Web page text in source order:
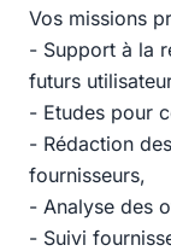
Vos missions
- Support à la
futurs
- Etudes pour
- Rédaction
fournisseurs,
- Analyse des
- Suivi